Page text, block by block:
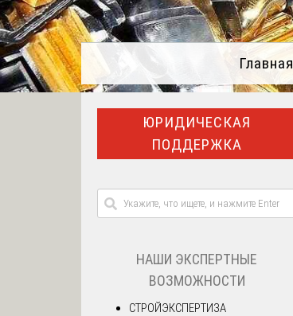
Главная
ЮРИДИЧЕСКАЯ
ПОДДЕРЖКА
НАШИ ЭКСПЕРТНЫЕ
ВОЗМОЖНОСТИ
СТРОЙЭКСПЕРТИЗА